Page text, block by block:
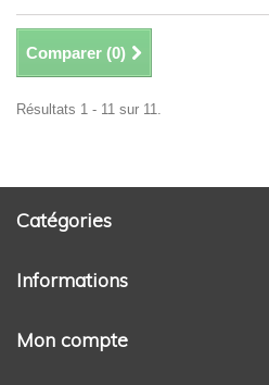
Comparer (0)
Résultats 1 - 11 sur 11.
Catégories
Informations
Mon compte